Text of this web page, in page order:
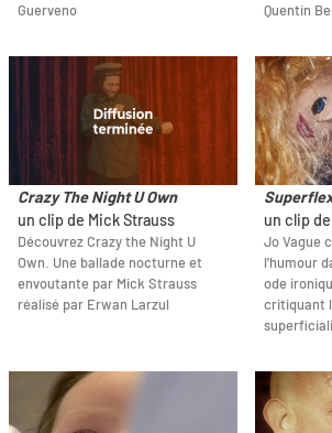
Guerveno
Quentin
Crazy The Night U Own
un clip de Mick Strauss
Découvrez Crazy the Night U
Own. Une ballade nocturne et
envoutante par Mick Strauss
réalisé par Erwan Larzul
un clip
Jo Vague
l'humour
ode
critiquant